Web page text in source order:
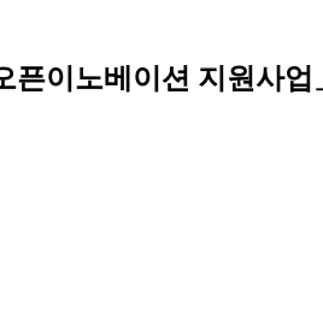
픈이노베이션 지원사